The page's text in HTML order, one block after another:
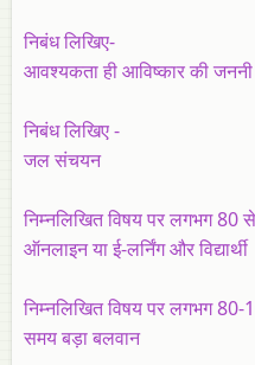
निबंध लिखिए-
आवश्यकता ही आविष्कार की
निबंध लिखिए -
जल संचयन
निम्नलिखित विषय पर लगभग 80
ऑनलाइन या ई-लर्निंग और विद्यार्थी
निम्नलिखित विषय पर लगभग 80-
समय बड़ा बलवान